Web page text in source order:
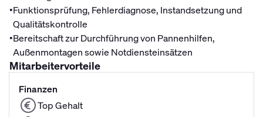
•Funktionsprüfung, Fehlerdiagnose, Instandsetzung und
Qualitätskontrolle
•Bereitschaft zur Durchführung von Pannenhilfen,
Außenmontagen sowie Notdiensteinsätzen
Mitarbeitervorteile
Finanzen
Top Gehalt